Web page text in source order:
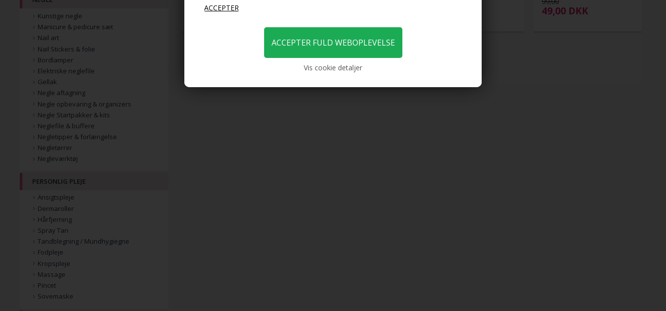
Vis cookie detaljer
49,00 DKK
Kunstige negle
Manicure & pedicure sæt
Nail art
Nail Stickers & folie
Bordlamper
Elektriske neglefile
Gellak
Negle aftagning
Negle opbevaring & organizers
Negle Startpakker & kits
Neglefile & buffere
Negletipper & forlængelse
Negletørrer
Negleværktøj
PERSONLIG PLEJE
Ansigtspleje
Dermaroller
Hårfjerning
Spray Tan
Tandblegning / Mundhygiegne
Fodpleje
Kropspleje
Massage
Pincet
Sovemaske